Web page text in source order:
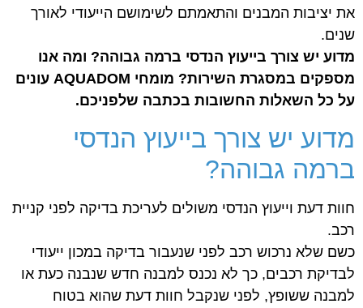
את יציבות המבנים והתאמתם לשימושם הייעודי לאורך
שנים.
מדוע יש צורך בייעוץ הנדסי ברמה גבוהה? ומה אנו
מספקים במסגרת השירות? מומחי AQUADOM עונים
על כל השאלות החשובות בכתבה שלפניכם.
מדוע יש צורך בייעוץ הנדסי
ברמה גבוהה?
חוות דעת וייעוץ הנדסי משולים לעריכת בדיקה לפני קניית
רכב.
כשם שלא נרכוש רכב לפני שנעבור בדיקה במכון ייעודי
לבדיקת רכבים, כך לא נכנס למבנה חדש שנבנה כעת או
למבנה ששופץ, לפני שנקבל חוות דעת שהוא בטוח